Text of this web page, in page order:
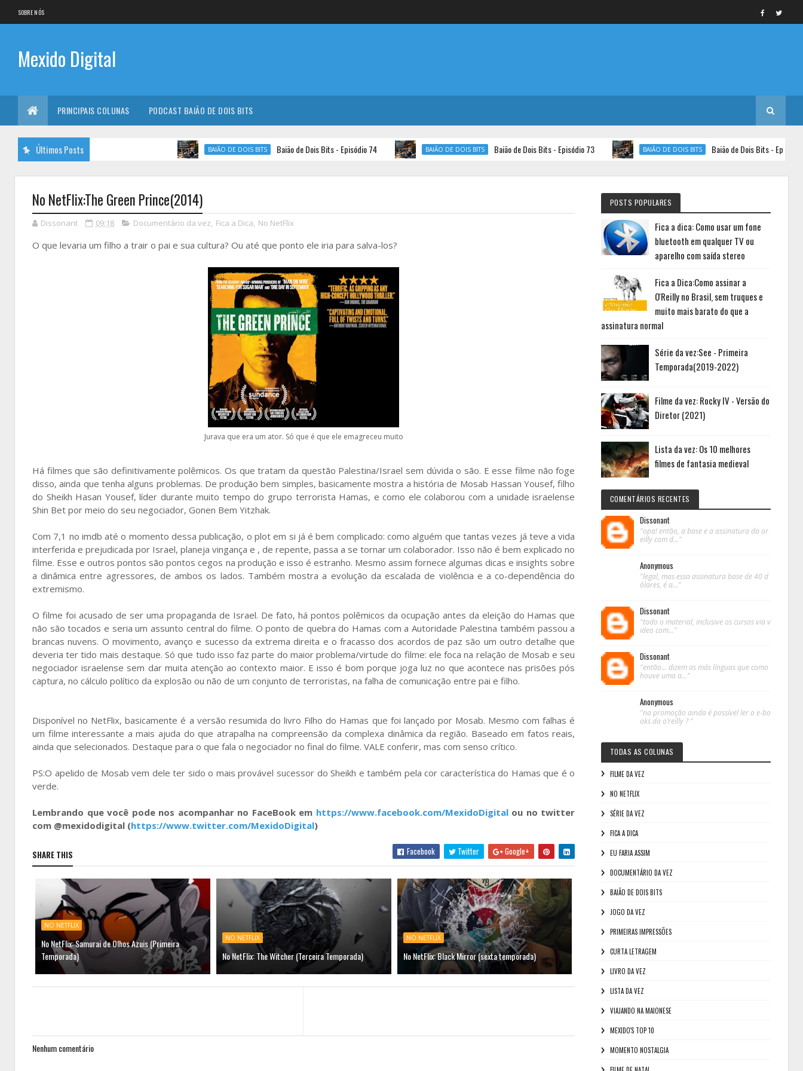
SOBRE NÓS
Mexido Digital
PRINCIPAIS COLUNAS PODCAST BAIÃO DE DOIS BITS
Últimos Posts BAIÃO DE DOIS BITS Baião de Dois Bits - Episódio 74 BAIÃO DE DOIS BITS Baião de Dois Bits - Episódio 73 BAIÃO DE DOIS BITS Baião de Dois Bits - Episódio 72
No NetFlix:The Green Prince(2014)
Dissonant 09:18 Documentário da vez, Fica a Dica, No NetFlix
O que levaria um filho a trair o pai e sua cultura? Ou até que ponto ele iria para salva-los?
Jurava que era um ator. Só que é que ele emagreceu muito
Há filmes que são definitivamente polêmicos. Os que tratam da questão Palestina/Israel sem dúvida o são. E esse filme não foge
disso, ainda que tenha alguns problemas. De produção bem simples, basicamente mostra a história de Mosab Hassan Yousef, filho
do Sheikh Hasan Yousef, líder durante muito tempo do grupo terrorista Hamas, e como ele colaborou com a unidade israelense
Shin Bet por meio do seu negociador, Gonen Bem Yitzhak.
Com 7,1 no imdb até o momento dessa publicação, o plot em si já é bem complicado: como alguém que tantas vezes já teve a vida
interferida e prejudicada por Israel, planeja vingança e , de repente, passa a se tornar um colaborador. Isso não é bem explicado no
filme. Esse e outros pontos são pontos cegos na produção e isso é estranho. Mesmo assim fornece algumas dicas e insights sobre
a dinâmica entre agressores, de ambos os lados. Também mostra a evolução da escalada de violência e a co-dependência do
extremismo.
O filme foi acusado de ser uma propaganda de Israel. De fato, há pontos polêmicos da ocupação antes da eleição do Hamas que
não são tocados e seria um assunto central do filme. O ponto de quebra do Hamas com a Autoridade Palestina também passou a
brancas nuvens. O movimento, avanço e sucesso da extrema direita e o fracasso dos acordos de paz são um outro detalhe que
deveria ter tido mais destaque. Só que tudo isso faz parte do maior problema/virtude do filme: ele foca na relação de Mosab e seu
negociador israelense sem dar muita atenção ao contexto maior. E isso é bom porque joga luz no que acontece nas prisões pós
captura, no cálculo político da explosão ou não de um conjunto de terroristas, na falha de comunicação entre pai e filho.
Disponível no NetFlix, basicamente é a versão resumida do livro Filho do Hamas que foi lançado por Mosab. Mesmo com falhas é
um filme interessante a mais ajuda do que atrapalha na compreensão da complexa dinâmica da região. Baseado em fatos reais,
ainda que selecionados. Destaque para o que fala o negociador no final do filme. VALE conferir, mas com senso crítico.
PS:O apelido de Mosab vem dele ter sido o mais provável sucessor do Sheikh e também pela cor característica do Hamas que é o
verde.
Lembrando que você pode nos acompanhar no FaceBook em https://www.facebook.com/MexidoDigitalou no twitter
com @mexidodigital (https://www.twitter.com/MexidoDigital)
SHARE THIS Facebook Twitter Google+
NO NETFLIX
No NetFlix: Samurai de Olhos Azuis (Primeira
Temporada)
NO NETFLIX
No NetFlix: The Witcher (Terceira Temporada)
NO NETFLIX
No NetFlix: Black Mirror (sexta temporada)
Nenhum comentário
POSTS POPULARES
Fica a dica: Como usar um fone
bluetooth em qualquer TV ou
aparelho com saída stereo
Fica a Dica:Como assinar a
O'Reilly no Brasil, sem truques e
muito mais barato do que a
assinatura normal
Série da vez:See - Primeira
Temporada(2019-2022)
Filme da vez: Rocky IV - Versão do
Diretor (2021)
Lista da vez: Os 10 melhores
filmes de fantasia medieval
COMENTÁRIOS RECENTES
Dissonant
"opa! então, a base e a assinatura da or
eilly com d..."
Anonymous
"legal, mas essa assinatura base de 40 d
ólares, é a..."
Dissonant
"todo o material, inclusive os cursos via v
ideo com..."
Dissonant
"então... dizem as más línguas que como
houve uma a..."
Anonymous
"na promoção ainda é possível ler o e-bo
oks da o’reilly ? "
TODAS AS COLUNAS
FILME DA VEZ
NO NETFLIX
SÉRIE DA VEZ
FICA A DICA
EU FARIA ASSIM
DOCUMENTÁRIO DA VEZ
BAIÃO DE DOIS BITS
JOGO DA VEZ
PRIMEIRAS IMPRESSÕES
CURTA LETRAGEM
LIVRO DA VEZ
LISTA DA VEZ
VIAJANDO NA MAIONESE
MEXIDO'S TOP 10
MOMENTO NOSTALGIA